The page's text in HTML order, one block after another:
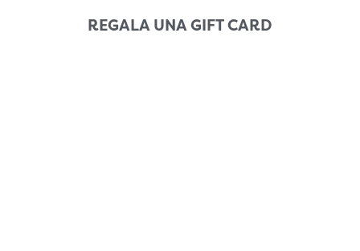
REGALA UNA GIFT CARD